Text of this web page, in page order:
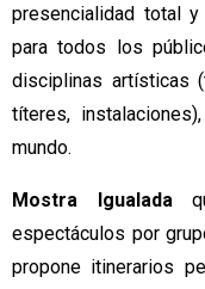
presencialidad total
para todos los
disciplinas artísticas
títeres,
mundo.
Mostra Igualada
espectáculos por
propone itinerarios